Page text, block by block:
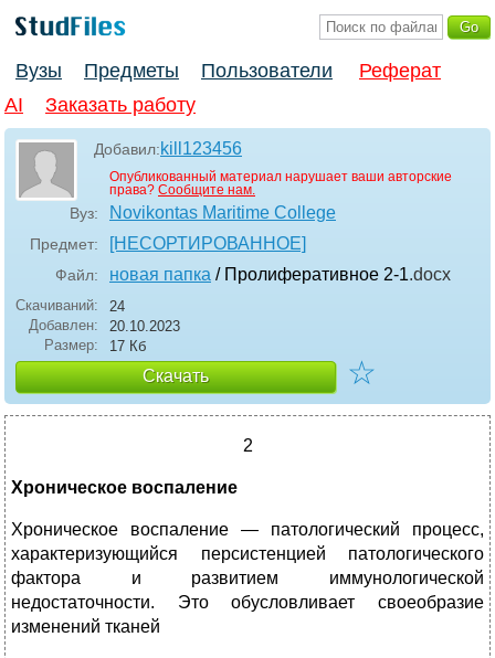
Вузы Предметы Пользователи
Реферат
AI
Заказать работу
Добавил:kill123456
Опубликованный материал нарушает ваши авторские
права? Сообщите нам.
Вуз: Novikontas Maritime College
Предмет: [НЕСОРТИРОВАННОЕ]
Файл: новая папка / Пролиферативное 2-1.docx
Скачиваний:
24
Добавлен:
20.10.2023
Размер:
17 Кб
Скачать ☆
2
Хроническое воспаление
Хроническое воспаление — патологический процесс,
характеризующийся персистенцией патологического
фактора и развитием иммунологической
недостаточности. Это обусловливает своеобразие
изменений тканей